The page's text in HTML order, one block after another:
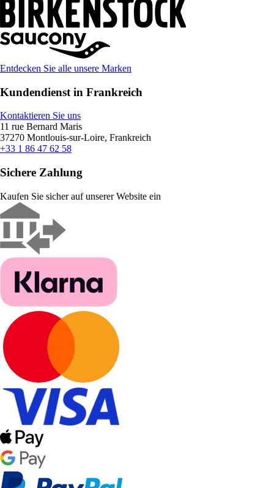
Entdecken Sie alle unsere Marken
Kundendienst in Frankreich
Kontaktieren Sie uns
11 rue Bernard Maris
37270 Montlouis-sur-Loire, Frankreich
+33 1 86 47 62 58
Sichere Zahlung
Kaufen Sie sicher auf unserer Website ein